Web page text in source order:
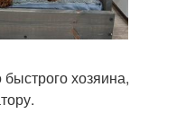
хозяина,